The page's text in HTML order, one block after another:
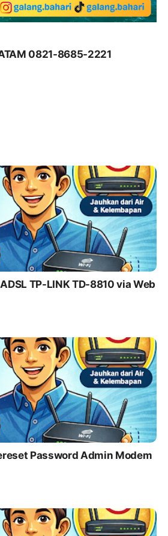
0821-8685-2221
TP-LINK TD-8810 via Web
Password Admin Modem